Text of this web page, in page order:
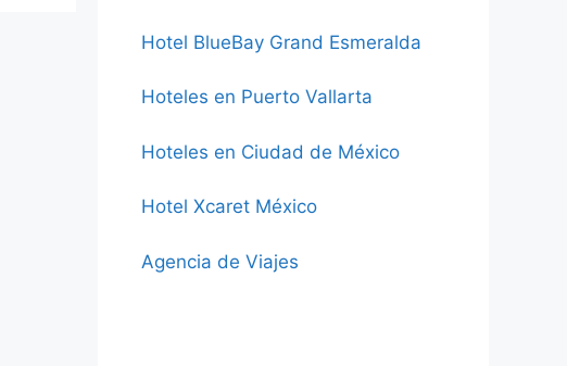
Hotel BlueBay Grand Esmeralda
Hoteles en Puerto Vallarta
Hoteles en Ciudad de México
Hotel Xcaret México
Agencia de Viajes